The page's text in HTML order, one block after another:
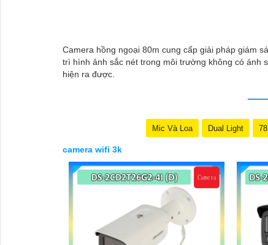
Camera hồng ngoại 80m cung cấp giải pháp giám
trì hình ảnh sắc nét trong môi trường không có ánh
hiện ra được.
Mic Và Loa Dual Light
camera wifi 3k